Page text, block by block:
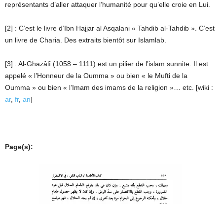
représentants d’aller attaquer l’humanité pour qu’elle croie en Lui.
[2] : C’est le livre d’Ibn Hajjar al Asqalani « Tahdib al-Tahdib ». C’est
un livre de Charia. Des extraits bientôt sur Islamlab.
[3] : Al-Ghazâlî (1058 – 1111) est un pilier de l’islam sunnite. Il est
appelé « l’Honneur de la Oumma » ou bien « le Mufti de la
Oumma » ou bien « l’Imam des imams de la religion »… etc. [wiki :
ar, fr, an]
Page(s):